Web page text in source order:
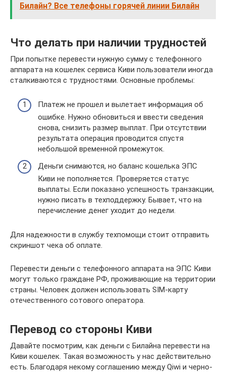
Билайн? Все телефоны горячей линии Билайн
Что делать при наличии трудностей
При попытке перевести нужную сумму с телефонного
аппарата на кошелек сервиса Киви пользователи иногда
сталкиваются с трудностями. Основные проблемы:
Платеж не прошел и вылетает информация об
ошибке. Нужно обновиться и ввести сведения
снова, снизить размер выплат. При отсутствии
результата операция проводится спустя
небольшой временной промежуток.
Деньги снимаются, но баланс кошелька ЭПС
Киви не пополняется. Проверяется статус
выплаты. Если показано успешность транзакции,
нужно писать в техподдержку. Бывает, что на
перечисление денег уходит до недели.
Для надежности в службу техпомощи стоит отправить
скриншот чека об оплате.
Перевести деньги с телефонного аппарата на ЭПС Киви
могут только граждане РФ, проживающие на территории
страны. Человек должен использовать SIM-карту
отечественного сотового оператора.
Перевод со стороны Киви
Давайте посмотрим, как деньги с Билайна перевести на
Киви кошелек. Такая возможность у нас действительно
есть. Благодаря некому соглашению между Qiwi и черно-